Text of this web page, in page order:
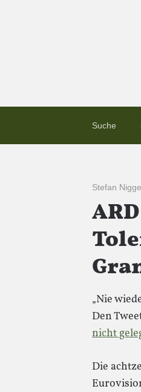
Suche
Stefan
„Nie
Den
nicht
Die